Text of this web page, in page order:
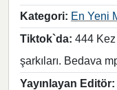
Kategori: En Yeni
Tiktok`da: 444
şarkıları. Bedava
Yayınlayan Editör: